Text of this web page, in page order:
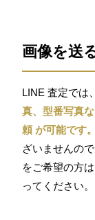
画像を送
LINE 査定では
真、型番写真
頼 が可能です。
ざいませんの
をご希望の方
ってください。